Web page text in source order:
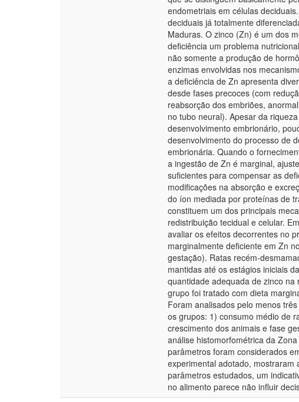
endometriais em células
deciduais já totalmente
Maduras. O zinco (Zn) é um dos
deficiência um problema
não somente a produção de
enzimas envolvidas nos
a deficiência de Zn apresenta
desde fases precoces (com
reabsorção dos embriões,
no tubo neural). Apesar da
desenvolvimento embrionário,
desenvolvimento do processo de
embrionária. Quando o
a ingestão de Zn é marginal,
suficientes para compensar as
modificações na absorção e
do íon mediada por proteínas de
constituem um dos principais
redistribuição tecidual e celular.
avaliar os efeitos decorrentes no
marginalmente deficiente em Zn
gestação). Ratas recém-
mantidas até os estágios iniciais
quantidade adequada de zinco
grupo foi tratado com dieta
Foram analisados pelo menos
os grupos: 1) consumo médio de
crescimento dos animais e fase
análise histomorfométrica da
parâmetros foram considerados
experimental adotado, mostraram
parâmetros estudados, um
no alimento parece não influir